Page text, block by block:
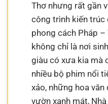
Thơ nhưng rất gần
công trình kiến trúc
phong cách Pháp –
không chỉ là nơi
giàu có xưa kia mà
nhiều bộ phim nổi
xảo, những hoa
vườn xanh mát,